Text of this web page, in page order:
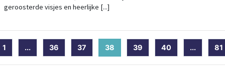
geroosterde visjes en heerlijke [...]
1 ... 36 37 38 (current)
39 40 ... 81